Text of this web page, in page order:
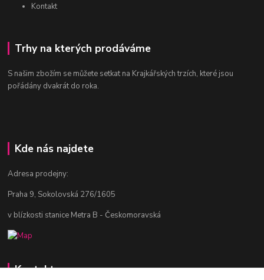
Kontakt
Trhy na kterých prodáváme
S našim zbožím se můžete setkat na Krajkářských trzích, které jsou
pořádány dvakrát do roka.
Kde nás najdete
Adresa prodejny:
Praha 9, Sokolovská 276/1605
v blízkosti stanice Metra B - Českomoravská
Kontakty